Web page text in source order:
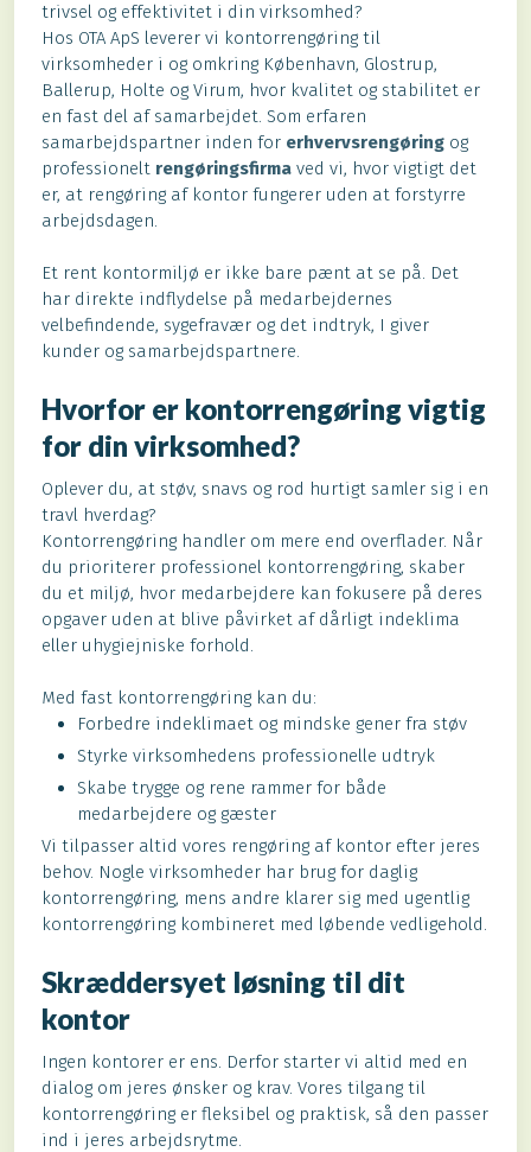
trivsel og effektivitet i din virksomhed?
Hos OTA ApS leverer vi kontorrengøring til
virksomheder i og omkring København, Glostrup,
Ballerup, Holte og Virum, hvor kvalitet og stabilitet er
en fast del af samarbejdet. Som erfaren
samarbejdspartner inden for erhvervsrengøringog
professionelt rengøringsfirmaved vi, hvor vigtigt det
er, at rengøring af kontor fungerer uden at forstyrre
arbejdsdagen.
Et rent kontormiljø er ikke bare pænt at se på. Det
har direkte indflydelse på medarbejdernes
velbefindende, sygefravær og det indtryk, I giver
kunder og samarbejdspartnere.
Hvorfor er kontorrengøring vigtig
for din virksomhed?
Oplever du, at støv, snavs og rod hurtigt samler sig i en
travl hverdag?
Kontorrengøring handler om mere end overflader. Når
du prioriterer professionel kontorrengøring, skaber
du et miljø, hvor medarbejdere kan fokusere på deres
opgaver uden at blive påvirket af dårligt indeklima
eller uhygiejniske forhold.
Med fast kontorrengøring kan du:
Forbedre indeklimaet og mindske gener fra støv
Styrke virksomhedens professionelle udtryk
Skabe trygge og rene rammer for både
medarbejdere og gæster
Vi tilpasser altid vores rengøring af kontor efter jeres
behov. Nogle virksomheder har brug for daglig
kontorrengøring, mens andre klarer sig med ugentlig
kontorrengøring kombineret med løbende vedligehold.
Skræddersyet løsning til dit
kontor
Ingen kontorer er ens. Derfor starter vi altid med en
dialog om jeres ønsker og krav. Vores tilgang til
kontorrengøring er fleksibel og praktisk, så den passer
ind i jeres arbejdsrytme.